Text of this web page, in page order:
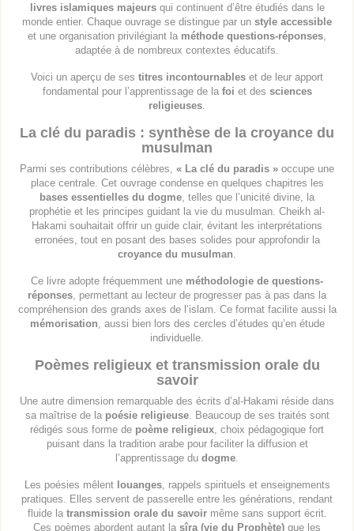
livres islamiques majeursqui continuent d’être étudiés dans le
monde entier. Chaque ouvrage se distingue par un style accessible
et une organisation privilégiant la méthode questions-réponses
adaptée à de nombreux contextes éducatifs.
Voici un aperçu de ses titres incontournables et de leur apport
fondamental pour l’apprentissage de la foi et des sciences
religieuses
La clé du paradis : synthèse de la croyance du
musulman
Parmi ses contributions célèbres, « La clé du paradis » occupe une
place centrale. Cet ouvrage condense en quelques chapitres les
bases essentielles du dogme , telles que l’unicité divine, la
prophétie et les principes guidant la vie du musulman. Cheikh al-
Hakami souhaitait offrir un guide clair, évitant les interprétations
erronées, tout en posant des bases solides pour approfondir la
croyance du musulman
Ce livre adopte fréquemment une méthodologie de questions-
réponses , permettant au lecteur de progresser pas à pas dans la
compréhension des grands axes de l’islam. Ce format facilite aussi la
mémorisation , aussi bien lors des cercles d’études qu’en étude
individuelle.
Poèmes religieux et transmission orale du
savoir
Une autre dimension remarquable des écrits d’al-Hakami réside dans
sa maîtrise de la poésie religieuse. Beaucoup de ses traités sont
rédigés sous forme de poème religieux , choix pédagogique fort
puisant dans la tradition arabe pour faciliter la diffusion et
l’apprentissage du dogme
Les poésies mêlent louanges, rappels spirituels et enseignements
pratiques. Elles servent de passerelle entre les générations, rendant
fluide la transmission orale du savoirmême sans support écrit.
Ces poèmes abordent autant la sîra (vie du Prophète) que les